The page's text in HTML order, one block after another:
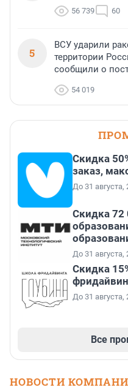
56 739 60
5
ВСУ ударили
территории
сообщили о
54 019
Скидка
заказ,
До 31 августа,
Скидка 72
До 31 августа,
Скидка
До 31 августа,
Все
НОВОСТИ